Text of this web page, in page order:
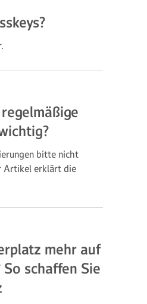
bitte nicht
Artikel erklärt die
mehr auf
So schaffen Sie